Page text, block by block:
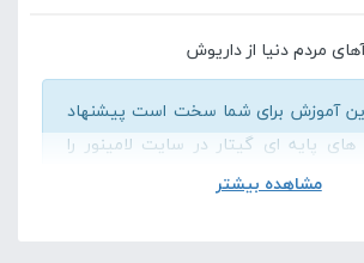
مردم دنیا از داریوش
آموزش برای شما سخت است پیشنهاد
پایه ای گیتار در سایت لامینور را
مشاهده بیشتر